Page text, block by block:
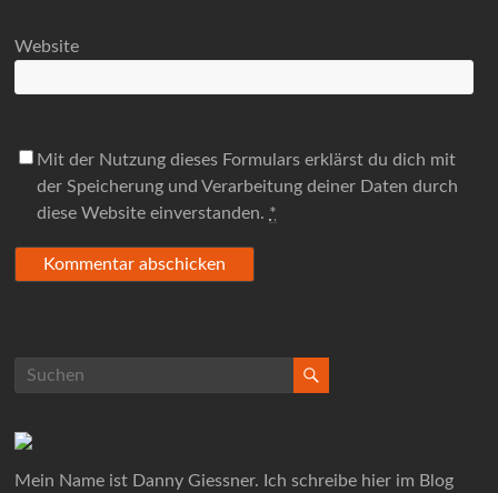
Website
Mit der Nutzung dieses Formulars erklärst du dich mit
der Speicherung und Verarbeitung deiner Daten durch
diese Website einverstanden. *
Mein Name ist Danny Giessner. Ich schreibe hier im Blog